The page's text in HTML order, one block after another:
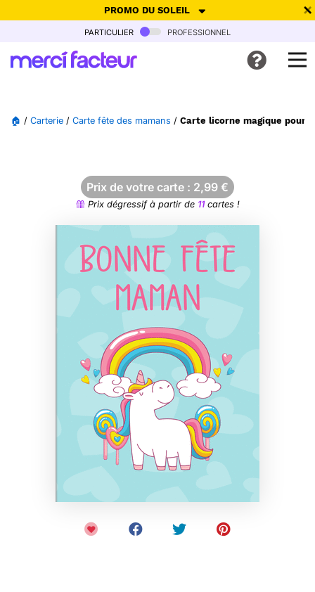
PROMO DU SOLEIL
-30% de réduction avec le code SUMMER26pour envoyer des
Ne plus afficher
particulier professionnel
🏠 / Carterie / Carte fête des mamans / Carte licorne magique pour
Prix de votre carte : 2,99 €
Prix dégressif à partir de 11cartes !